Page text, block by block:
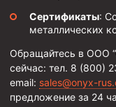
Системы
Элеваторы
Буровые установки
Циркуляционные
приготовления и
Сертификаты:
металлических
Обращайтесь в ООО
сейчас: тел. 8 (800)
email: sales@onyx-
предложение за 24